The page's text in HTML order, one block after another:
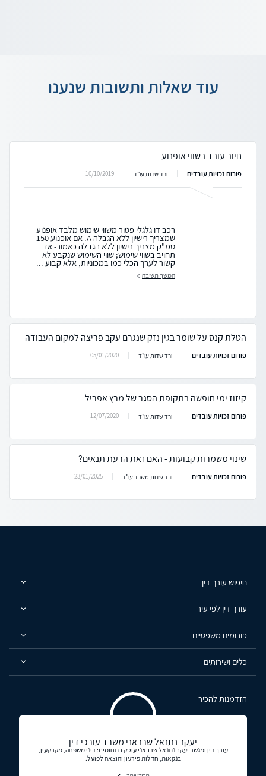
עוד שאלות ותשובות שנענו
חיוב עובד בשווי אופנוע
פורום זכויות עובדים ורד שדות עו"ד 10/10/2019
רכב דו גלגלי פטור משווי שימוש מלבד אופנוע
שמצריך רישיון ללא הגבלה A. אם אופנוע 150
סמ"ק מצריך רישיון ללא הגבלה כאמור- אז
תחויב בשווי שימוש; שווי השימוש שנקבע לא
קשור לערך הכלי כמו במכוניות, אלא קבוע ...
המשך תשובה
הטלת קנס על שומר בגין נזק שנגרם עקב פריצה למקום העבודה
פורום זכויות עובדים ורד שדות עו"ד 05/01/2020
קיזוז ימי חופשה בתקופת הסגר של מרץ אפריל
פורום זכויות עובדים ורד שדות עו"ד 12/07/2020
שינוי משמרות קבועות - האם זאת הרעת תנאים?
פורום זכויות עובדים ורד שדות משרד עו"ד 23/01/2025
חיפוש עורך דין
עורך דין לפי עיר
פורומים משפטיים
כלים ושירותים
הזדמנות להכיר
יעקב נתנאל שרבאני משרד עורכי דין
עורך דין ומגשר יעקב נתנאל שרבאני עוסק בתחומים: דיני משפחה, מקרקעין,
בנקאות, חדלות פירעון והוצאה לפועל.